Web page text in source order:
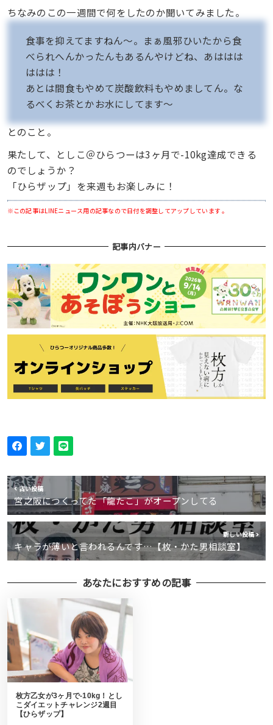
ちなみのこの一週間で何をしたのか聞いてみました。
食事を抑えてますねん〜。まぁ風邪ひいたから食
べられへんかったんもあるんやけどね、あははは
ははは！
あとは間食もやめて炭酸飲料もやめましてん。な
るべくお茶とかお水にしてます〜
とのこと。
果たして、としこ＠ひらつーは3ヶ月で-10kg達成できる
のでしょうか？
「ひらザップ」を来週もお楽しみに！
※この記事はLINEニュース用の記事なので日付を調整してアップしています 。
記事内バナー
古い投稿
宮之阪につくってた「龍たこ」がオープンしてる
新しい投稿
キャラが薄いと言われるんです…【枚・かた男相談室】
あなたにおすすめの記事
枚方乙女が3ヶ月で-10kg！とし
こダイエットチャレンジ2週目
【ひらザップ】